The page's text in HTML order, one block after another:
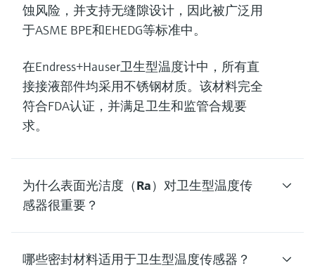
蚀风险，并支持无缝隙设计， 因此被广泛用
于ASME BPE和EHEDG等标准中。
在Endress+Hauser卫生型温度计中，所有直
接接液部件均采用不锈钢材质。该材料完全
符合FDA认证，并满足卫生和监管合规要
求。
为什么表面光洁度（Ra）对卫生型温度传
感器很重要？
哪些密封材料适用于卫生型温度传感器？